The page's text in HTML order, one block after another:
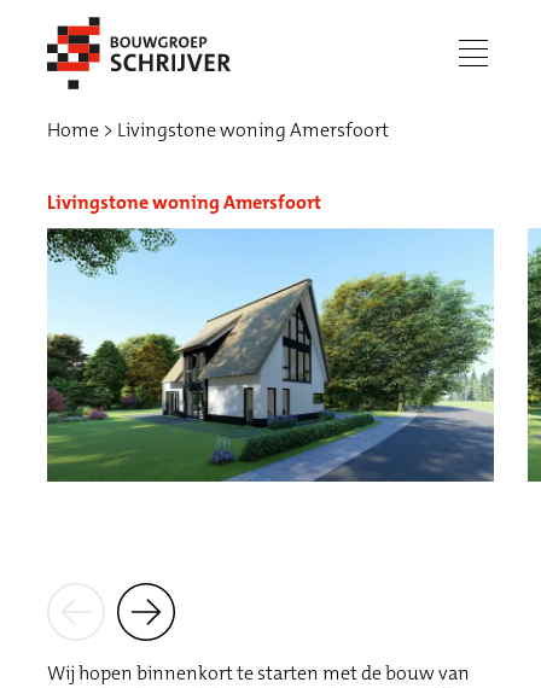
menu
Werken bij
Home Livingstone woning Amersfoort
Livingstone woning Amersfoort
Wij hopen binnenkort te starten met de bouw van